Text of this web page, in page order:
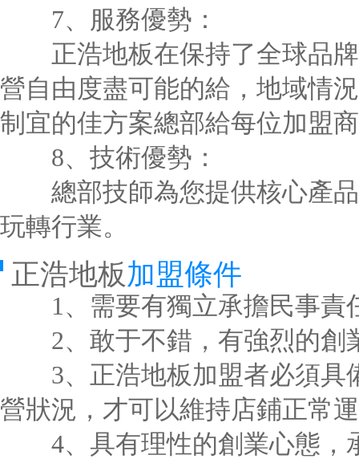
7、服務優勢：
正浩地板在保持了全球品牌
營自由度盡可能的給，地域情
制宜的佳方案總部給每位加盟
8、技術優勢：
總部技師為您提供核心產品
玩轉行業。
正浩地板加盟條件
1、需要有獨立承擔民事責
2、敢于不錯，有強烈的創
3、正浩地板加盟者必須具
營狀況，才可以維持店鋪正常
4、具有理性的創業心態，